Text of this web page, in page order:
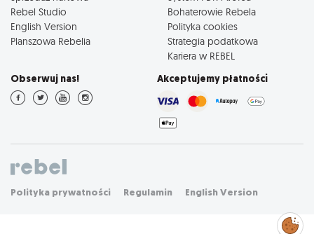
Rebel Studio
English Version
Planszowa Rebelia
Bohaterowie Rebela
Polityka cookies
Strategia podatkowa
Kariera w REBEL
Obserwuj nas! Akceptujemy płatności
Polityka prywatności Regulamin English Version
Zarządzaj
preferencjami
cookies